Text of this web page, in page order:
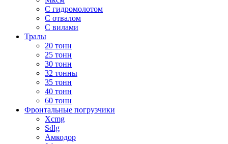
С гидромолотом
С отвалом
С вилами
Тралы
20 тонн
25 тонн
30 тонн
32 тонны
35 тонн
40 тонн
60 тонн
Фронтальные погрузчики
Xcmg
Sdlg
Амкодор